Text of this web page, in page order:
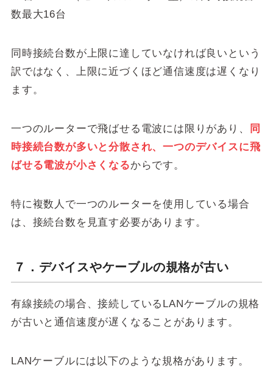
数最大16台
同時接続台数が上限に達していなければ良いという
訳ではなく、上限に近づくほど通信速度は遅くなり
ます。
一つのルーターで飛ばせる電波には限りがあり、
同
時接続台数が多いと分散され、一つのデバイスに飛
ばせる電波が小さくなるからです。
特に複数人で一つのルーターを使用している場合
は、接続台数を見直す必要があります。
７．デバイスやケーブルの規格が古い
有線接続の場合、接続しているLANケーブルの規格
が古いと通信速度が遅くなることがあります。
LANケーブルには以下のような規格があります。